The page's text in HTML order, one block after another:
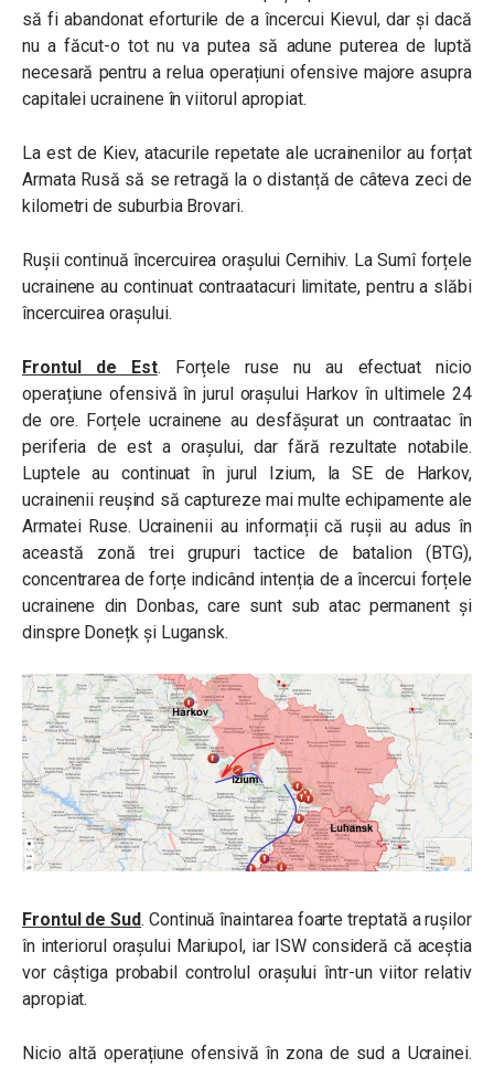
să fi abandonat eforturile de a încercui Kievul, dar și dacă
nu a făcut-o tot nu va putea să adune puterea de luptă
necesară pentru a relua operațiuni ofensive majore asupra
capitalei ucrainene în viitorul apropiat.
La est de Kiev, atacurile repetate ale ucrainenilor au forțat
Armata Rusă să se retragă la o distanță de câteva zeci de
kilometri de suburbia Brovari.
Rușii continuă încercuirea orașului Cernihiv. La Sumî forțele
ucrainene au continuat contraatacuri limitate, pentru a slăbi
încercuirea orașului.
Frontul de Est. Forțele ruse nu au efectuat nicio
operațiune ofensivă în jurul orașului Harkov în ultimele 24
de ore. Forțele ucrainene au desfășurat un contraatac în
periferia de est a orașului, dar fără rezultate notabile.
Luptele au continuat în jurul Izium, la SE de Harkov,
ucrainenii reușind să captureze mai multe echipamente ale
Armatei Ruse. Ucrainenii au informații că rușii au adus în
această zonă trei grupuri tactice de batalion (BTG),
concentrarea de forțe indicând intenția de a încercui forțele
ucrainene din Donbas, care sunt sub atac permanent și
dinspre Donețk și Lugansk.
Frontul de Sud. Continuă înaintarea foarte treptată a rușilor
în interiorul orașului Mariupol, iar ISW consideră că aceștia
vor câștiga probabil controlul orașului într-un viitor relativ
apropiat.
Nicio altă operațiune ofensivă în zona de sud a Ucrainei.